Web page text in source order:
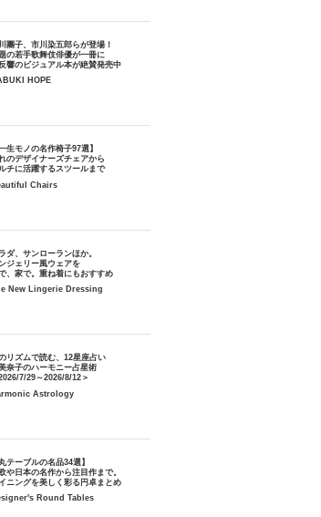
團子、市川染五郎らが登場！
の若手歌舞伎俳優が一冊に
響のビジュアル本が絶賛発売中
HOPE
一生モノの名作椅子97選】
のデザイナーズチェアから
チに活躍するスツールまで
Chairs
ダ、サンローランほか。
ジェリー風ウェアを
、家で。重ね着にもおすすめ
New Lingerie Dressing
リズムで読む、12星座占い
奈子のハーモニー占星術
7/29～2026/8/12＞
Astrology
丸テーブルの名品34選】
や日本の名作から注目作まで。
ニングを美しく彩る円卓まとめ
Round Tables